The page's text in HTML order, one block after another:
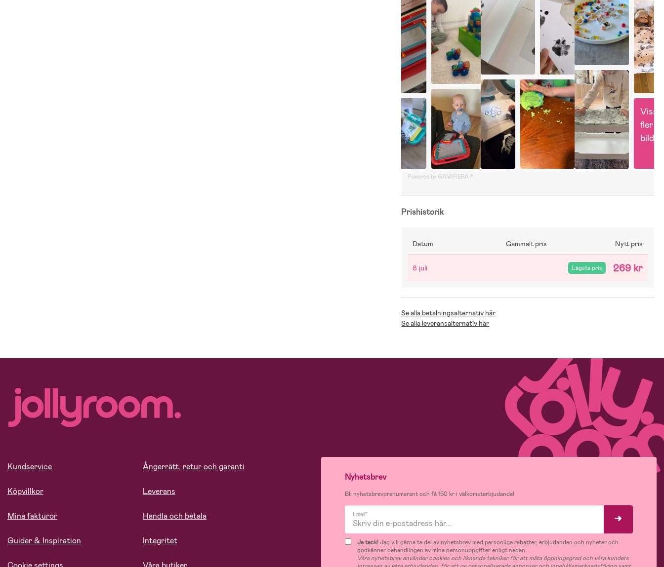
Visa
fler
bilder
Powered by GAMIFIERA.®
Prishistorik
Datum Gammalt pris Nytt pris
8 juli Lägsta pris 269 kr
Se alla betalningsalternativ här
Se alla leveransalternativ här
Kundservice
Köpvillkor
Mina fakturor
Guider & Inspiration
Ångerrätt, retur och garanti
Leverans
Handla och betala
Integritet
Nyhetsbrev
Bli nyhetsbrevprenumerant och få 150 kr i välkomsterbjudande!
Email*
Ja tack!Jag vill gärna ta del av nyhetsbrev med personliga rabatter, erbjudanden och nyheter och
godkänner behandlingen av mina personuppgifter enligt nedan.
Våra nyhetsbrev använder cookies och liknande tekniker för att mäta öppningsgrad och våra kunders